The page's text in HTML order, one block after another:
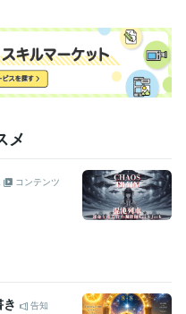
載しておりますので
って
ております
天災などの
ります」とご連絡致します
メ
コンテンツ
告知